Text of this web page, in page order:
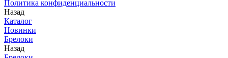
Политика конфиденциальности
Назад
Каталог
Новинки
Брелоки
Назад